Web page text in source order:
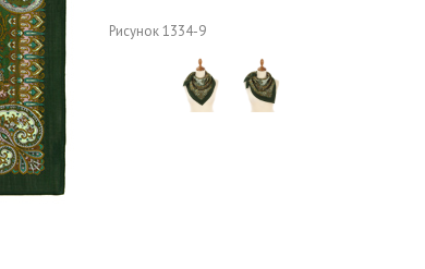
Рисунок1334-9